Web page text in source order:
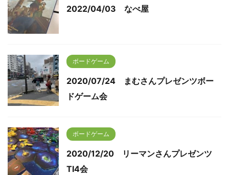
2022/04/03 なべ屋
ボードゲーム
2020/07/24 まむさんプレゼンツボー
ドゲーム会
ボードゲーム
2020/12/20 リーマンさんプレゼンツ
TI4会